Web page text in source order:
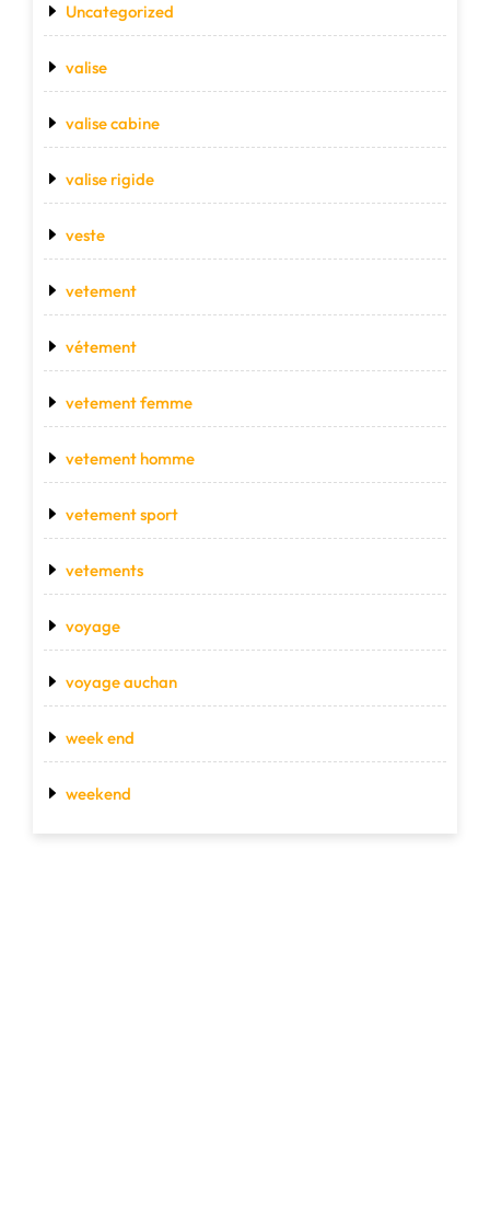
Uncategorized
valise
valise cabine
valise rigide
veste
vetement
vétement
vetement femme
vetement homme
vetement sport
vetements
voyage
voyage auchan
week end
weekend